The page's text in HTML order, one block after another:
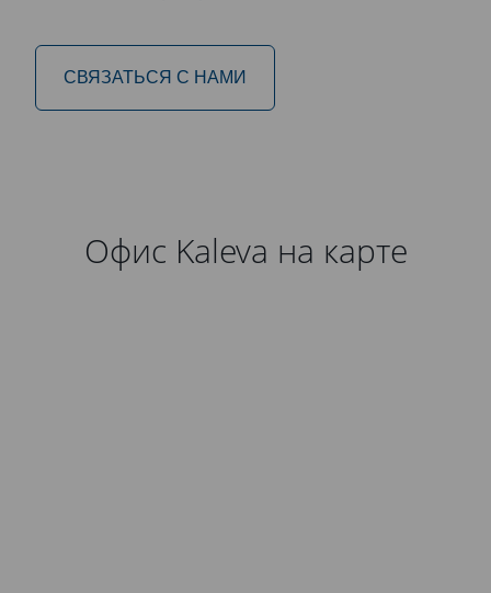
СВЯЗАТЬСЯ С НАМИ
Офис Kaleva на карте